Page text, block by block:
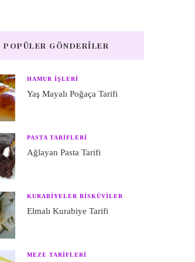
POPÜLER GÖNDERILER
HAMUR IŞLERI
Yaş Mayalı Poğaça Tarifi
PASTA TARIFLERI
Ağlayan Pasta Tarifi
KURABIYELER BISKÜVILER
Elmalı Kurabiye Tarifi
MEZE TARIFLERI